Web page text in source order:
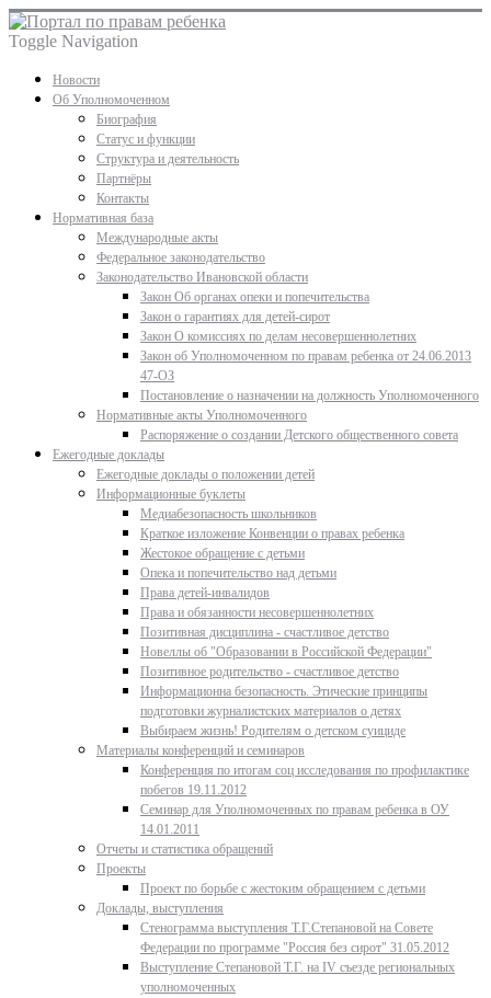
Toggle Navigation
Новости
Об Уполномоченном
Биография
Статус и функции
Структура и деятельность
Партнёры
Контакты
Нормативная база
Международные акты
Федеральное законодательство
Законодательство Ивановской области
Закон Об органах опеки и попечительства
Закон о гарантиях для детей-сирот
Закон О комиссиях по делам несовершеннолетних
Закон об Уполномоченном по правам ребенка от 24.06.2013
47-ОЗ
Постановление о назначении на должность Уполномоченного
Нормативные акты Уполномоченного
Распоряжение о создании Детского общественного совета
Ежегодные доклады
Ежегодные доклады о положении детей
Информационные буклеты
Медиабезопасность школьников
Краткое изложение Конвенции о правах ребенка
Жестокое обращение с детьми
Опека и попечительство над детьми
Права детей-инвалидов
Права и обязанности несовершеннолетних
Позитивная дисциплина - счастливое детство
Новеллы об "Образовании в Российской Федерации"
Позитивное родительство - счастливое детство
Информационна безопасность. Этические принципы
подготовки журналистских материалов о детях
Выбираем жизнь! Родителям о детском суициде
Материалы конференций и семинаров
Конференция по итогам соц исследования по профилактике
побегов 19.11.2012
Семинар для Уполномоченных по правам ребенка в ОУ
14.01.2011
Отчеты и статистика обращений
Проекты
Проект по борьбе с жестоким обращением с детьми
Доклады, выступления
Стенограмма выступления Т.Г.Степановой на Совете
Федерации по программе "Россия без сирот" 31.05.2012
Выступление Степановой Т.Г. на IV съезде региональных
уполномоченных